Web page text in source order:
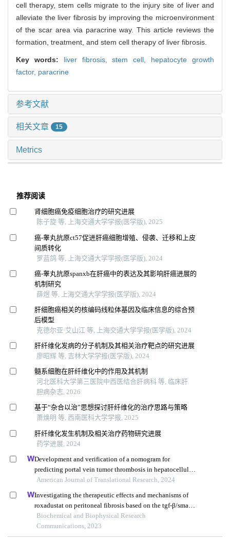
cell therapy, stem cells migrate to the injury site of liver and
alleviate the liver fibrosis by improving the microenvironment
of the scar area via paracrine way. This article reviews the
formation, treatment, and stem cell therapy of liver fibrosis.
Key words: liver fibrosis,stem cell, hepatocyte growth
factor, paracrine
参考文献
相关文章 15
Metrics
推荐阅读
肾细胞癌免疫细胞治疗的研究进展
陈子旋 等, 上海交通大学学报(医学版), 2025
癌-睾丸抗原ct57促进肝癌细胞增殖、侵袭、迁移和上皮
间质转化
罗蓝鸽 等, 上海交通大学学报(医学版), 2024
癌-睾丸抗原spanxb在肝癌中的表达及其影响肝癌进展的
机制研究
薛煜 等, 上海交通大学学报(医学版), 2024
肝细胞癌相关的核编码线粒体基因及临床信息的综合预
后模型
克德尔亚·艾山江 等, 上海交通大学学报(医学版), 2024
肝纤维化发病的分子机制及其相关治疗靶点的研究进展
廖昭辉 等, 吉林大学学报(医学版), 2024
髓系细胞在肝纤维化中的作用及其机制
河北医科大学第三医院中西医结合肝病科 等, 临床肝
胆病杂志, 2026
基于“杂合以治”思想探讨肝纤维化的治疗思路与策略
萧焕明 等, 西南医科大学学报, 2025
肝纤维化发生机制及相关治疗药物研究进展
药学进展, 2024
Development and verification of a nomogram for
predicting portal vein tumor thrombosis in hepatocellular
carcinoma
American Journal of Translational Research, 2024
Investigating the therapeutic effects and mechanisms of
roxadustat on peritoneal fibrosis based on the tgf-β/smad
pathway
Biochemical and Biophysical Research
Communications, 2023